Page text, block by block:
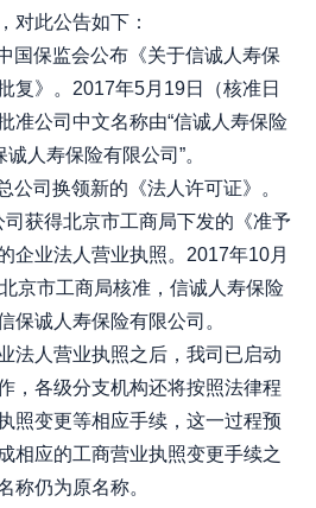
对此公告如下：
保监会公布《关于信诚人寿保
复》。2017年5月19日（核准日
准公司中文名称由“信诚人寿保险
人寿保险有限公司”。
司换领新的《法人许可证》。
获得北京市工商局下发的《准予
企业法人营业执照。2017年10月
京市工商局核准，信诚人寿保险
保诚人寿保险有限公司。
人营业执照之后，我司已启动
，各级分支机构还将按照法律程
照变更等相应手续，这一过程预
相应的工商营业执照变更手续之
称仍为原名称。